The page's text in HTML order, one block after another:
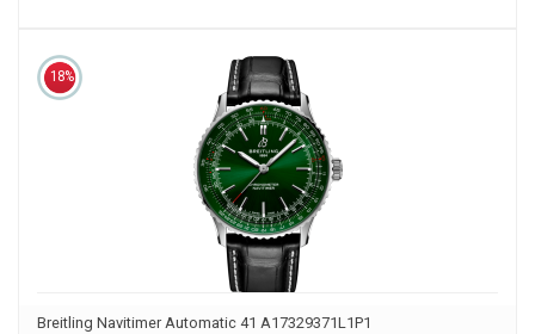
18%
Breitling Navitimer Automatic 41 A17329371L1P1